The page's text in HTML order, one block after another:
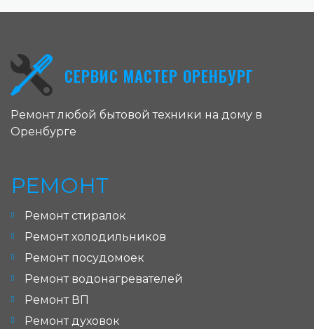
СЕРВИС МАСТЕР ОРЕНБУРГ
Ремонт любой бытовой техники на дому в
Оренбурге
РЕМОНТ
Ремонт стиралок
Ремонт холодильников
Ремонт посудомоек
Ремонт водонагревателей
Ремонт ВП
Ремонт духовок